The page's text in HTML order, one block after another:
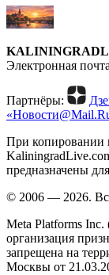
Электронная
Партнёры:
При копировании
предназначены
© 2006 — 2026.
Meta Platforms
организация
запрещена на
Москвы от